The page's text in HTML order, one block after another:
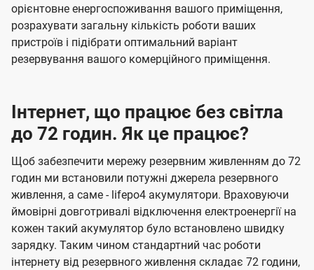
орієнтовне енергоспоживання вашого приміщення,
розрахувати загальну кількість роботи ваших
пристроїв і підібрати оптимальний варіант
резервування вашого комерційного приміщення.
Інтернет, що працює без світла
до 72 годин. Як це працює?
Щоб забезпечити мережу резервним живленням до 72
годин ми встановили потужні джерела резервного
живлення, а саме - lifepo4 акумулятори. Враховуючи
ймовірні довготривалі відключення електроенергії на
кожен такий акумулятор було встановлено швидку
зарядку. Таким чином стандартний час роботи
інтернету від резервного живлення складає 72 години,